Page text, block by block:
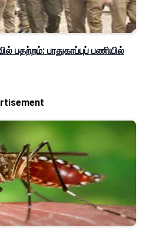
பதற்றம்: பாதுகாப்புப் பணியில்